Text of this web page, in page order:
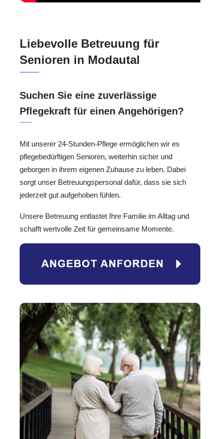
Liebevolle Betreuung für
Senioren in Modautal
Suchen Sie eine zuverlässige
Pflegekraft für einen Angehörigen?
Mit unserer 24-Stunden-Pflege ermöglichen wir es
pflegebedürftigen Senioren, weiterhin sicher und
geborgen in ihrem eigenen Zuhause zu leben. Dabei
sorgt unser Betreuungspersonal dafür, dass sie sich
jederzeit gut aufgehoben fühlen.
Unsere Betreuung entlastet Ihre Familie im Alltag und
schafft wertvolle Zeit für gemeinsame Momente.